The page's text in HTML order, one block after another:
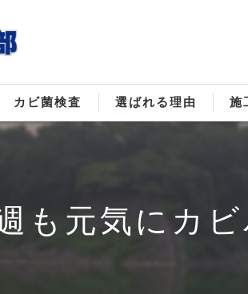
カビ菌検査 選ばれる理由 施
も元気にカ